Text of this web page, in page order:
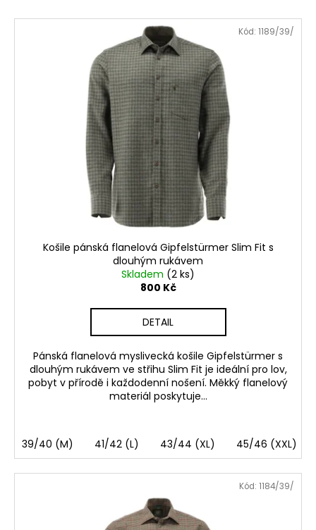
V
Košile pánská flanelová Gipfelstürmer Slim Fit s
dlouhým rukávem
Skladem (2 ks)
800 Kč
DETAIL
Pánská flanelová myslivecká košile Gipfelstürmer s
dlouhým rukávem ve střihu Slim Fit je ideální pro lov,
pobyt v přírodě i každodenní nošení. Měkký flanelový
materiál poskytuje...
39/40 (M) 41/42 (L) 43/44 (XL) 45/46 (XXL)
Kód: 1189/39/
Kód: 1184/39/